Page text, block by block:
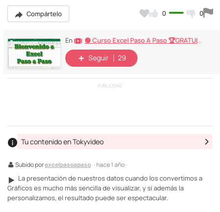
Compártelo 0 0
En 🟢 Curso Excel Paso A Paso 🏆GRATUITO🏆
Seguir 29
PUBLICIDAD
Subido porexcelpasoapaso · hace 1 año ·
Tu contenido en Tokyvideo
▶️ La presentación de nuestros datos cuando los convertimos a
Gráficos es mucho más sencilla de visualizar, y si además la
personalizamos, el resultado puede ser espectacular.